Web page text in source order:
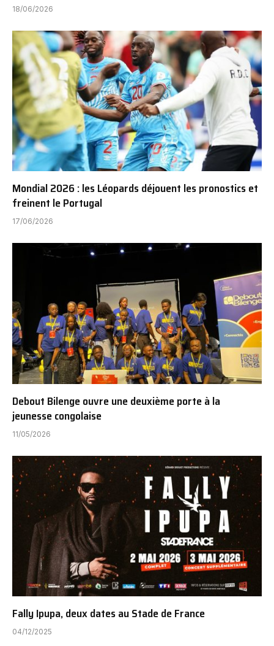
18/06/2026
Mondial 2026 : les Léopards déjouent les pronostics et
freinent le Portugal
17/06/2026
Debout Bilenge ouvre une deuxième porte à la
jeunesse congolaise
11/05/2026
Fally Ipupa, deux dates au Stade de France
04/12/2025